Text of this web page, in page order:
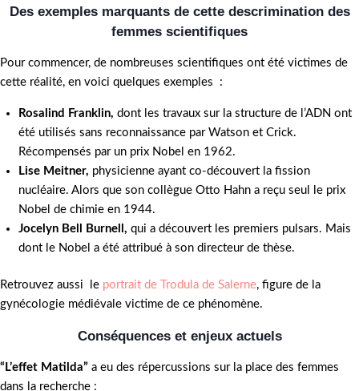
Des exemples marquants de cette descriminationdes
femmes scientifiques
Pour commencer, de nombreuses scientifiques ont été victimes de
cette réalité, en voici quelques exemples :
Rosalind Franklin, dont les travaux sur la structure de l’ADN ont
été utilisés sans reconnaissance par Watson et Crick.
Récompensés par un prix Nobel en 1962.
Lise Meitner, physicienne ayant co-découvert la fission
nucléaire. Alors que son collègue Otto Hahn a reçu seul le prix
Nobel de chimie en 1944.
Jocelyn Bell Burnell, qui a découvert les premiers pulsars. Mais
dont le Nobel a été attribué à son directeur de thèse.
Retrouvez aussi le portrait de Trodula de Salerne, figure de la
gynécologie médiévale victime de ce phénomène.
Conséquences et enjeux actuels
“L’effet Matilda” a eu des répercussions sur la place des femmes
dans la recherche :